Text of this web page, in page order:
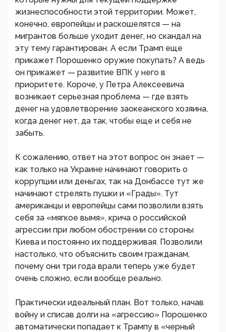
жизнеспособности этой территории. Может,
конечно, европейцы и раскошелятся — на
мигрантов больше уходит денег, но скандал на
эту тему гарантирован. А если Трамп еще
прикажет Порошенко оружие покупать? А ведь
он прикажет — развитие ВПК у него в
приоритете. Короче, у Петра Алексеевича
возникает серьезная проблема — где взять
денег на удовлетворение заокеанского хозяина,
когда денег нет, да так, чтобы еще и себя не
забыть.
К сожалению, ответ на этот вопрос он знает —
как только на Украине начинают говорить о
коррупции или деньгах, так на Донбассе тут же
начинают стрелять пушки и «Грады». Тут
американцы и европейцы сами позволили взять
себя за «мягкое вымя», крича о российской
агрессии при любом обострении со стороны
Киева и постоянно их поддерживая. Позволили
настолько, что объяснить своим гражданам,
почему они три года врали теперь уже будет
очень сложно, если вообще реально.
Практически идеальный план. Вот только, начав
войну и списав долги на «агрессию» Порошенко
автоматически попадает к Трампу в «черный